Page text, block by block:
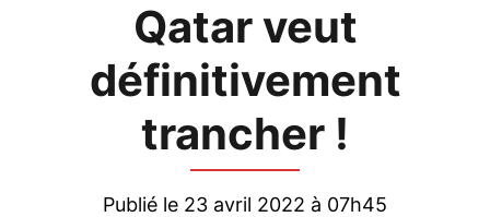
Qatar veut
définitivement
trancher !
Publié le 23 avril 2022 à 07h45